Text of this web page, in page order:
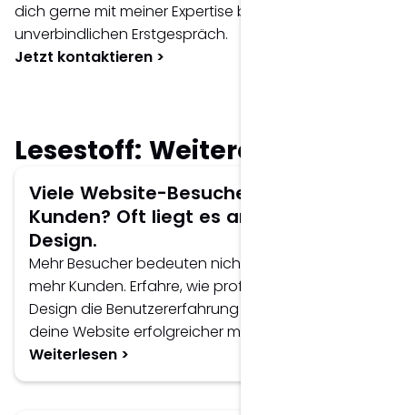
dich gerne mit meiner Expertise bei einem
unverbindlichen Erstgespräch.
Jetzt kontaktieren >
Lesestoff: Weitere Artikel
Viele Website-Besucher, aber keine
Kunden? Oft liegt es am UX/UI-
Design.
Mehr Besucher bedeuten nicht automatisch
mehr Kunden. Erfahre, wie professionelles UX/UI-
Design die Benutzererfahrung verbessert und
deine Website erfolgreicher macht.
Weiterlesen >